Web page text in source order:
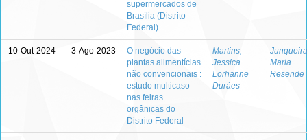
supermercados de
Brasília (Distrito
Federal)
10-Out-2024 3-Ago-2023
O negócio das
plantas alimentícias
não convencionais :
estudo multicaso
nas feiras
orgânicas do
Distrito Federal
Martins,
Jessica
Lorhanne
Durães
Maria
Resende